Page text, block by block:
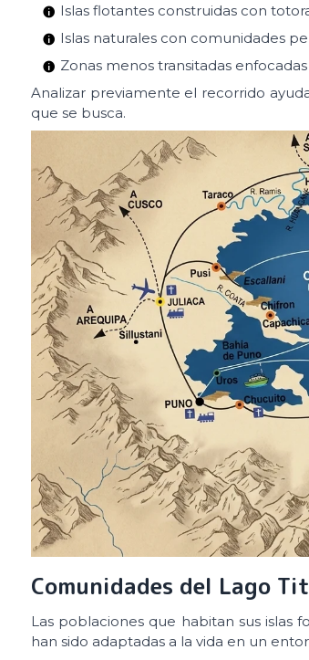
Islas flotantes construidas con
Islas naturales con comunidades
Zonas menos transitadas
Analizar previamente el recorrido
que se busca.
Comunidades del Lago
Las poblaciones que habitan sus islas
han sido adaptadas a la vida en un